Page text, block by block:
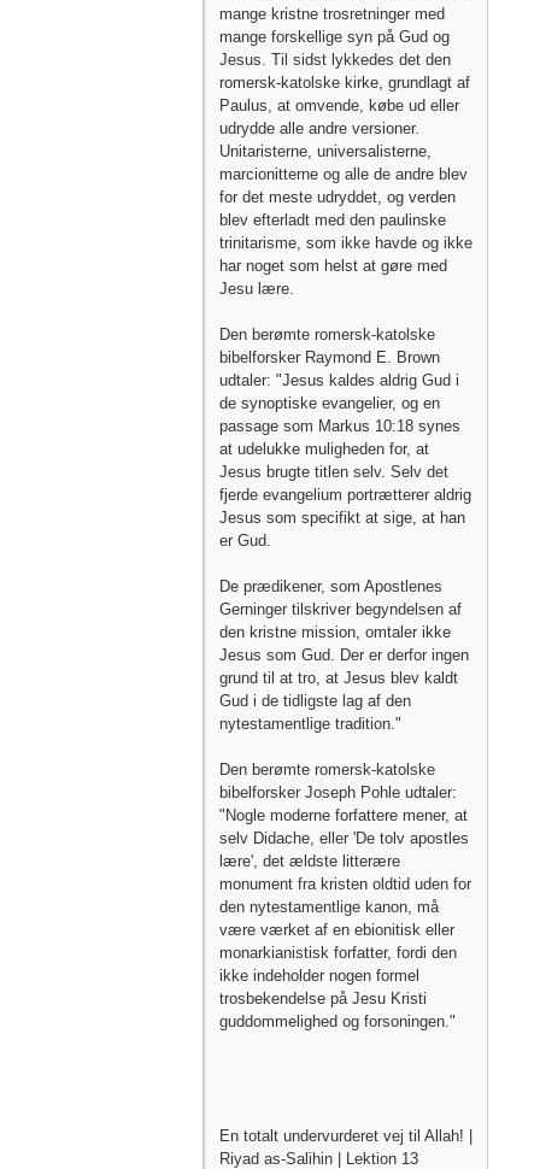
mange kristne trosretninger med
mange forskellige syn på Gud og
Jesus. Til sidst lykkedes det den
romersk-katolske kirke, grundlagt af
Paulus, at omvende, købe ud eller
udrydde alle andre versioner.
Unitaristerne, universalisterne,
marcionitterne og alle de andre blev
for det meste udryddet, og verden
blev efterladt med den paulinske
trinitarisme, som ikke havde og ikke
har noget som helst at gøre med
Jesu lære.
Den berømte romersk-katolske
bibelforsker Raymond E. Brown
udtaler: "Jesus kaldes aldrig Gud i
de synoptiske evangelier, og en
passage som Markus 10:18 synes
at udelukke muligheden for, at
Jesus brugte titlen selv. Selv det
fjerde evangelium portrætterer aldrig
Jesus som specifikt at sige, at han
er Gud.
De prædikener, som Apostlenes
Gerninger tilskriver begyndelsen af
den kristne mission, omtaler ikke
Jesus som Gud. Der er derfor ingen
grund til at tro, at Jesus blev kaldt
Gud i de tidligste lag af den
nytestamentlige tradition."
Den berømte romersk-katolske
bibelforsker Joseph Pohle udtaler:
"Nogle moderne forfattere mener, at
selv Didache, eller 'De tolv apostles
lære', det ældste litterære
monument fra kristen oldtid uden for
den nytestamentlige kanon, må
være værket af en ebionitisk eller
monarkianistisk forfatter, fordi den
ikke indeholder nogen formel
trosbekendelse på Jesu Kristi
guddommelighed og forsoningen."
En totalt undervurderet vej til Allah! |
Riyad as-Salihin | Lektion 13